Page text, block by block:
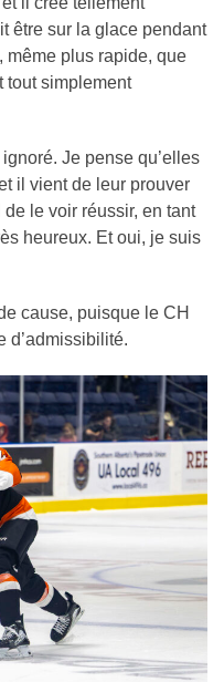
être sur la glace pendant
même plus rapide, que
tout simplement
Je pense qu’elles
il vient de leur prouver
de le voir réussir, en tant
heureux. Et oui, je suis
cause, puisque le CH
d’admissibilité.